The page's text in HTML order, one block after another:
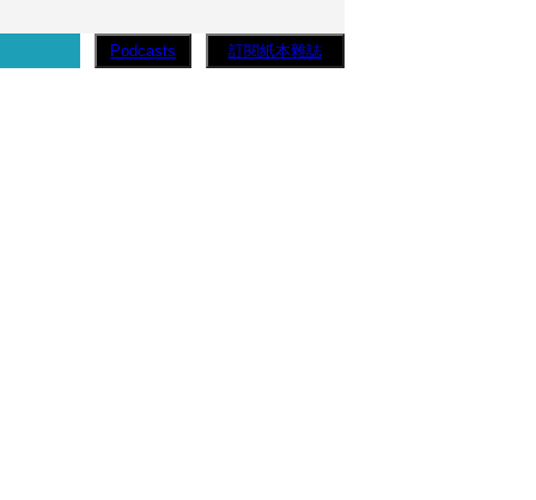
Podcasts 訂閱紙本雜誌